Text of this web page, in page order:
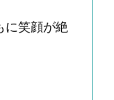
に笑顔が絶